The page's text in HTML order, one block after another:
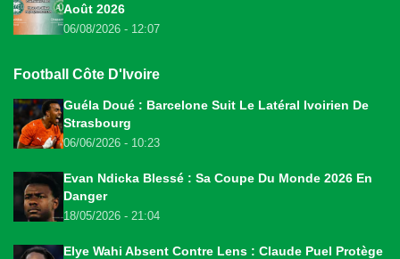
Août 2026
06/08/2026 - 12:07
Football Côte D'Ivoire
Guéla Doué : Barcelone Suit Le Latéral Ivoirien De
Strasbourg
06/06/2026 - 10:23
Evan Ndicka Blessé : Sa Coupe Du Monde 2026 En
Danger
18/05/2026 - 21:04
Elye Wahi Absent Contre Lens : Claude Puel Protège